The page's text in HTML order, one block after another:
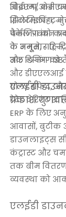
विकल्प, कम
झिलमिलाहट
थर्मल प्रबंधन
के नमूने, ~10-
तक लगभग 38
ओईएम/ओडीएम
पैकेजिंग को
के अनुसार
और डिमिंग को
और डीएएलआई
योग्य सफेद,
रेटेड वेरिएंट
ERP के लिए
एलईडी
प्रकाश
आवासों, बुटीक
डाउनलाइट्स
कंट्रास्ट और
तक बीम वितरण
व्यवस्था को
एलईडी